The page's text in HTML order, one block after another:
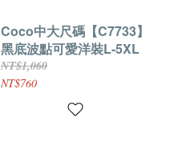
Coco中大尺碼【C7733】
黑底波點可愛洋裝L-5XL
NT$1,060
NT$760